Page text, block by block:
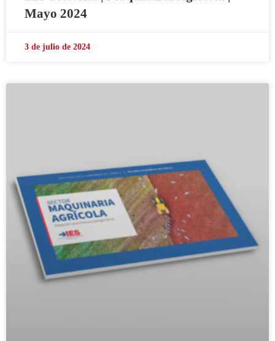
Mayo 2024
3 de julio de 2024